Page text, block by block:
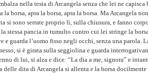
nella testa di Arcangela senza che lei ne
la borsa, apra la borsa, apra la borsa. Ma Arcangela
si sono serrate proprio lì, sulla chiusura, e fanno
la stessa pancia in tumulto contro cui lei stringe la
e guarda l’uomo fisso negli occhi, senza una parola.
si è girata sulla seggiolina e guarda
di lui, si alza e dice: “La dia a me, signora” e
delle dita di Arcangela si allenta e la borsa